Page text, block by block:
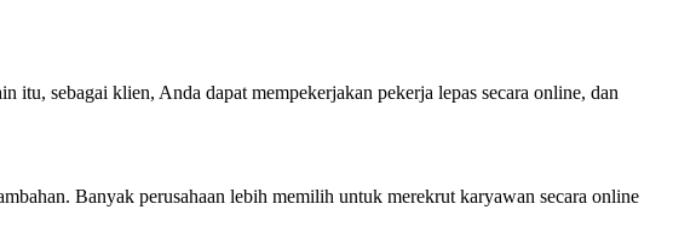
itu, sebagai klien, Anda dapat mempekerjakan pekerja lepas secara online, dan
Banyak perusahaan lebih memilih untuk merekrut karyawan secara online